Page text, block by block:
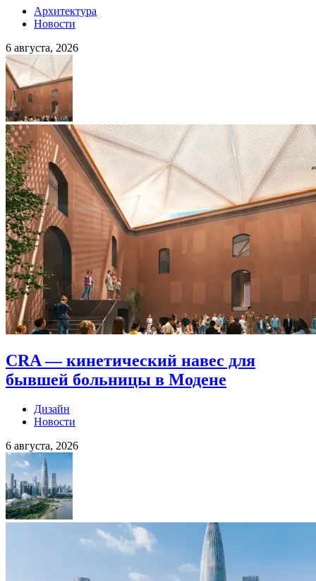
Архитектура
Новости
6 августа, 2026
CRA — кинетический навес для
бывшей больницы в Модене
Дизайн
Новости
6 августа, 2026